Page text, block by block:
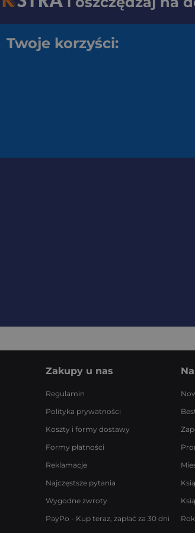
Twoje korzyści:
Zakupy u nas
Regulamin
Polityka prywatności
Koszty i formy dostawy
Formy płatności
Reklamacje
Najczęstsze pytania
Wygodne zwroty
PayPo - Kup teraz, zapłać za 30 dni